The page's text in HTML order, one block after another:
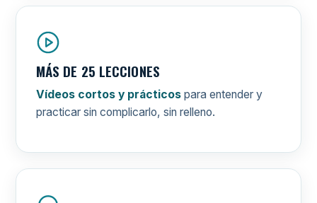
MÁS DE 25 LECCIONES
Vídeos cortos y prácticos para entender y
practicar sin complicarlo, sin relleno.